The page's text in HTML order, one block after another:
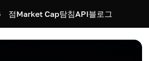
점Market Cap탐침API블로그